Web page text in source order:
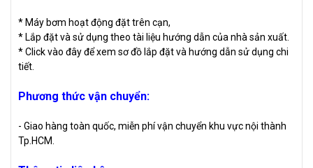
* Máy bơm hoạt động đặt trên cạn,
* Lắp đặt và sử dụng theo tài liệu hướng dẫn của nhà sản xuất.
* Click vào đây để xem sơ đồ lắp đặt và hướng dẫn sử dụng chi
tiết.
Phương thức vận chuyển:
- Giao hàng toàn quốc, miễn phí vận chuyển khu vực nội thành
Tp.HCM.